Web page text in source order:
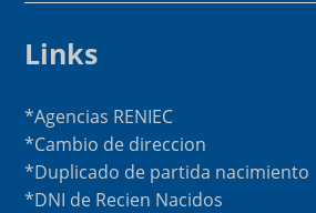
Links
*Agencias RENIEC
*Cambio de direccion
*Duplicado de partida nacimiento
*DNI de Recien Nacidos